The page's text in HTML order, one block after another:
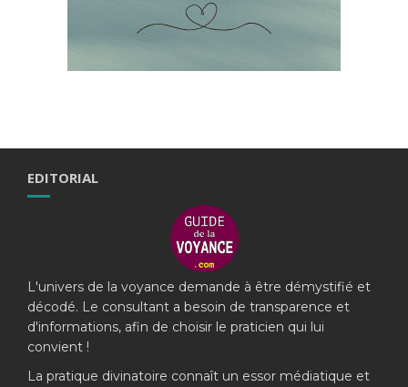
EDITORIAL
L'univers de la voyance demande à être démystifié et
décodé. Le consultant a besoin de transparence et
d'informations, afin de choisir le praticien qui lui
convient !
La pratique divinatoire connaît un essor médiatique et